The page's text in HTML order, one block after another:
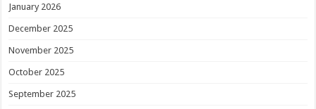
January 2026
December 2025
November 2025
October 2025
September 2025